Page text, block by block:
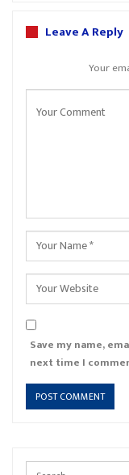
Leave A Reply
Your
Save my name,
next time I